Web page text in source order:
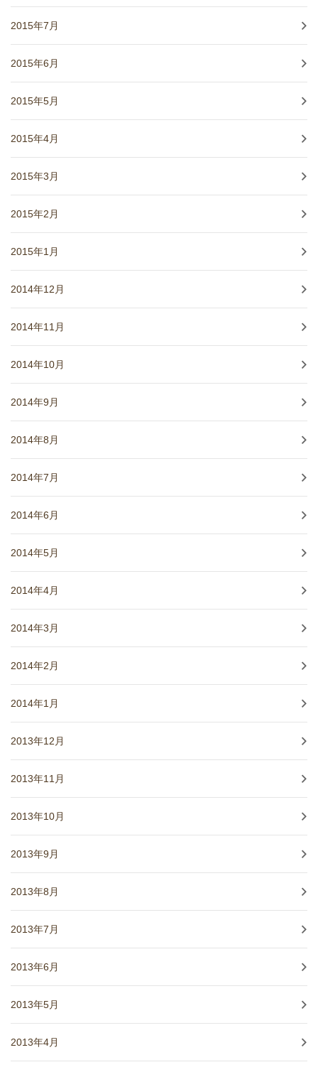
2015年7月
2015年6月
2015年5月
2015年4月
2015年3月
2015年2月
2015年1月
2014年12月
2014年11月
2014年10月
2014年9月
2014年8月
2014年7月
2014年6月
2014年5月
2014年4月
2014年3月
2014年2月
2014年1月
2013年12月
2013年11月
2013年10月
2013年9月
2013年8月
2013年7月
2013年6月
2013年5月
2013年4月